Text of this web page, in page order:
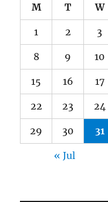
M T W
1 2 3
8 9 10
15 16 17
22 23 24
29 30 31
« Jul